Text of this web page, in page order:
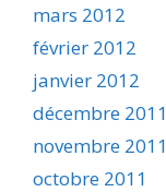
mars 2012
février 2012
janvier 2012
décembre 2011
novembre 2011
octobre 2011